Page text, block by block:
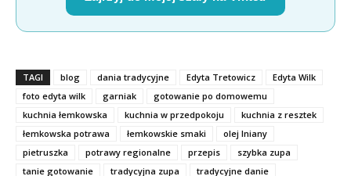
TAGI blog dania tradycyjne Edyta Tretowicz
Edyta Wilk
foto edyta wilk
garniak
gotowanie po domowemu
kuchnia łemkowska
kuchnia w przedpokoju
kuchnia z resztek
łemkowska potrawa
łemkowskie smaki
olej lniany
pietruszka
potrawy regionalne przepis
szybka zupa
tanie gotowanie
tradycyjna zupa
tradycyjne danie